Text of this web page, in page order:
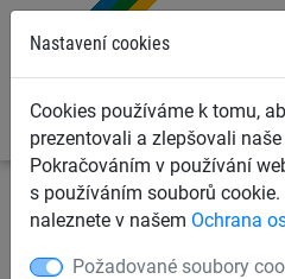
Nastavení cookies
Cookies používáme k tomu,
prezentovali a zlepšovali
Pokračováním v používání
s používáním souborů
naleznete v našem Ochrana
Požadované soubory
Sportovní sítě Sítě na